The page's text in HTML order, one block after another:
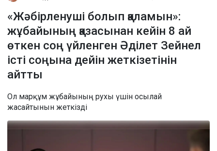
«Жәбірленуші болып қаламын»:
жұбайының қазасынан кейін 8 ай
өткен соң үйленген Әділет Зейнел
істі соңына дейін жеткізетінін
айтты
Ол марқұм жұбайының рухы үшін осылай
жасайтынын жеткізді